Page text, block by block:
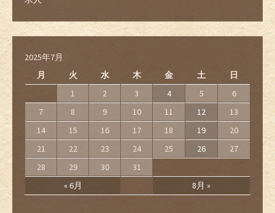
2025年7月
月
火 水 木 金 土 日
« 6月 8月 »
1 2 3 4 5
6
7
8 9 10 11 12
13
14
15 16 17 18 19
20
21
22 23 24 25 26
27
28
29 30 31